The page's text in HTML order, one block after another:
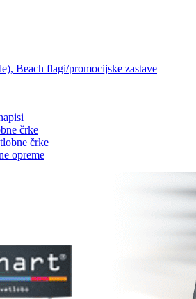
Beach flagi/promocijske zastave
črke
črke
opreme